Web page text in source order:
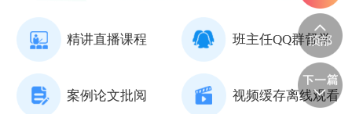
精讲直播课程 班主任QQ群督学
案例论文批阅 视频缓存离线观看